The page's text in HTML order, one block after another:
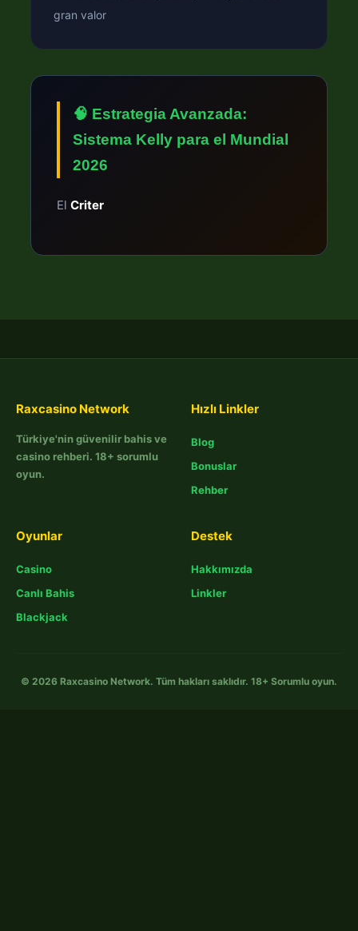
gran valor
🧠 Estrategia Avanzada:
Sistema Kelly para el Mundial
2026
El Criter
Raxcasino Network
Türkiye'nin güvenilir bahis ve
casino rehberi. 18+ sorumlu
oyun.
Hızlı Linkler
Blog
Bonuslar
Rehber
Oyunlar
Casino
Canlı Bahis
Blackjack
Destek
Hakkımızda
Linkler
© 2026 Raxcasino Network. Tüm hakları saklıdır. 18+ Sorumlu oyun.